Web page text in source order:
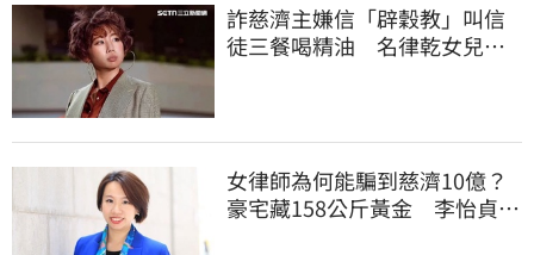
詐慈濟主嫌信「辟穀教」叫信
徒三餐喝精油 名律乾女兒卻
女律師為何能騙到慈濟10億？
豪宅藏158公斤黃金 李怡貞驚